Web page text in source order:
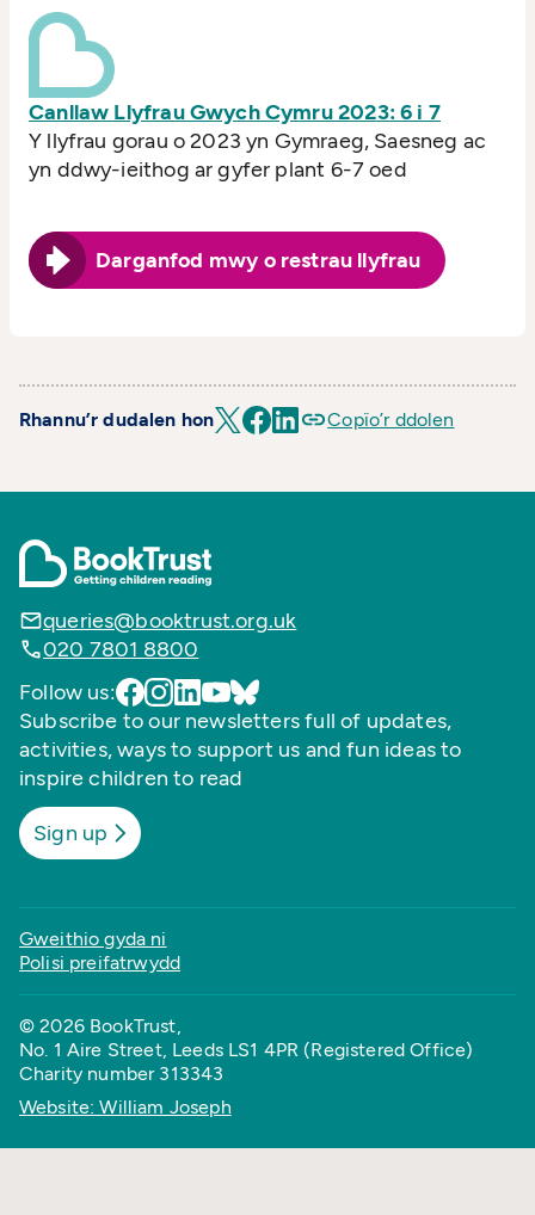
Canllaw Llyfrau Gwych Cymru 2023: 6 i 7
Y llyfrau gorau o 2023 yn Gymraeg, Saesneg ac
yn ddwy-ieithog ar gyfer plant 6-7 oed
Darganfod mwy o restrau llyfrau
Rhannu’r dudalen hon Copïo’r ddolen
queries@booktrust.org.uk
020 7801 8800
Follow us:
Subscribe to our newsletters full of updates,
activities, ways to support us and fun ideas to
inspire children to read
Sign up
Gweithio gyda ni
Polisi preifatrwydd
© 2026 BookTrust,
No. 1 Aire Street, Leeds LS1 4PR (Registered Office)
Charity number 313343
Website: William Joseph